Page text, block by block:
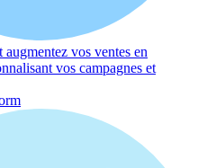
augmentez vos ventes en
vos campagnes et